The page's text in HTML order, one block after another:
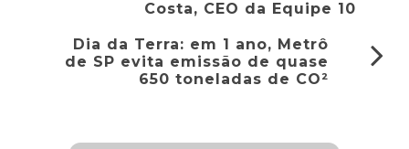
Costa, CEO da Equipe 10
Dia da Terra: em 1 ano, Metrô
de SP evita emissão de quase
650 toneladas de CO²